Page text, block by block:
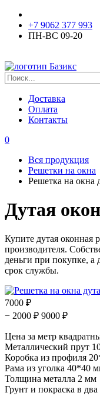
+7 9062 377 993
ПН-ВС 09-20
Доставка
Оплата
Контакты
0
Вся продукция
Решетки на окна
Решетка на окна
Дутая
Купите дутая оконная
производителя.
деньги при покупке, а
срок службы.
7000 ₽
− 2000 ₽ 9000 ₽
Цена за метр
Металлический прут
Коробка из профиля
Рама из уголка 40*40
Толщина металла 2 мм
Грунт и покраска в два